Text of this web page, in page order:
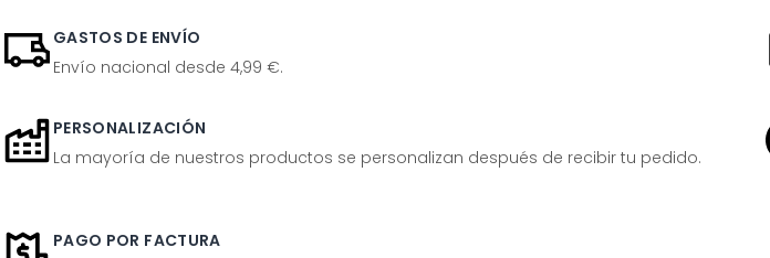
GASTOS DE ENVÍO
Envío nacional desde 4,99 €.
PERSONALIZACIÓN
La mayoría de nuestros productos se personalizan después de recibir tu pedido.
PAGO POR FACTURA